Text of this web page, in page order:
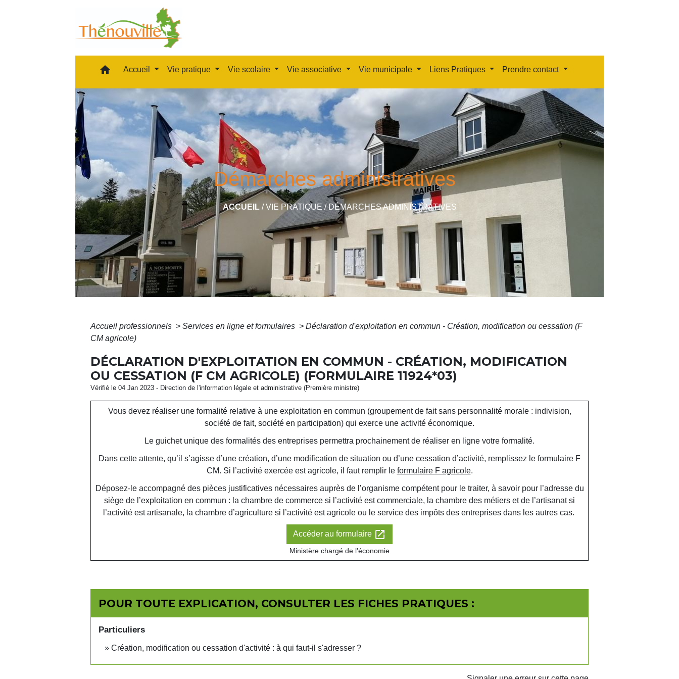
home Accueil Vie pratique Vie scolaire Vie associative Vie municipale Liens Pratiques Prendre contact
Démarches administratives
ACCUEIL/VIE PRATIQUE/DÉMARCHES ADMINISTRATIVES
Accueil professionnels > Services en ligne et formulaires > Déclaration d'exploitation en commun - Création, modification ou cessation (F
CM agricole)
DÉCLARATION D'EXPLOITATION EN COMMUN - CRÉATION, MODIFICATION
OU CESSATION (F CM AGRICOLE) (FORMULAIRE 11924*03)
Vérifié le 04 Jan 2023 - Direction de l'information légale et administrative (Première ministre)
Vous devez réaliser une formalité relative à une exploitation en commun (groupement de fait sans personnalité morale : indivision,
société de fait, société en participation) qui exerce une activité économique.
Le guichet unique des formalités des entreprises permettra prochainement de réaliser en ligne votre formalité.
Dans cette attente, qu’il s’agisse d’une création, d’une modification de situation ou d’une cessation d’activité, remplissez le formulaire F
CM. Si l’activité exercée est agricole, il faut remplir le formulaire F agricole.
Déposez-le accompagné des pièces justificatives nécessaires auprès de l’organisme compétent pour le traiter, à savoir pour l’adresse du
siège de l’exploitation en commun : la chambre de commerce si l’activité est commerciale, la chambre des métiers et de l’artisanat si
l’activité est artisanale, la chambre d’agriculture si l’activité est agricole ou le service des impôts des entreprises dans les autres cas.
Accéder au formulaire open_in_new
Ministère chargé de l'économie
POUR TOUTE EXPLICATION, CONSULTER LES FICHES PRATIQUES :
Particuliers
Création, modification ou cessation d'activité : à qui faut-il s'adresser ?